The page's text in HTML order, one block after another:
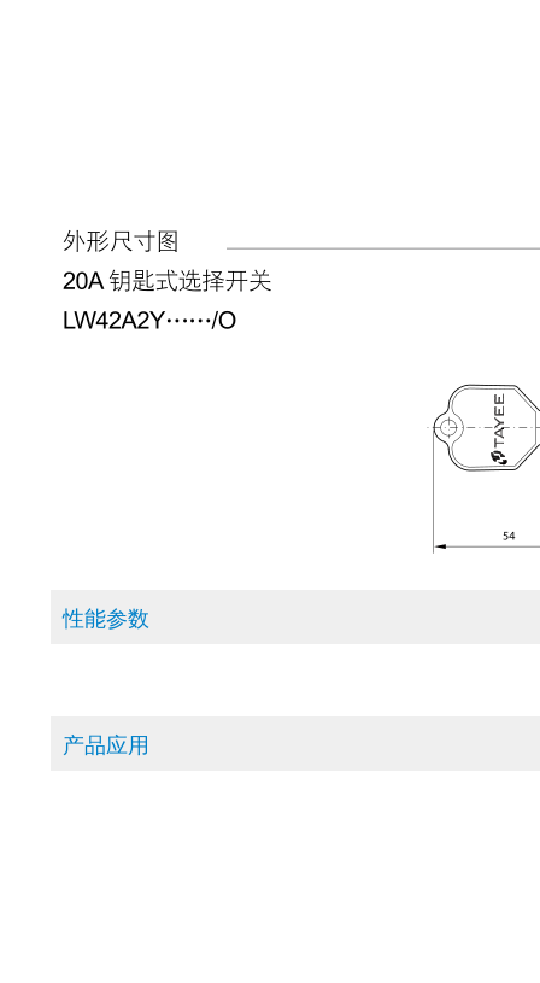
性能参数
产品应用